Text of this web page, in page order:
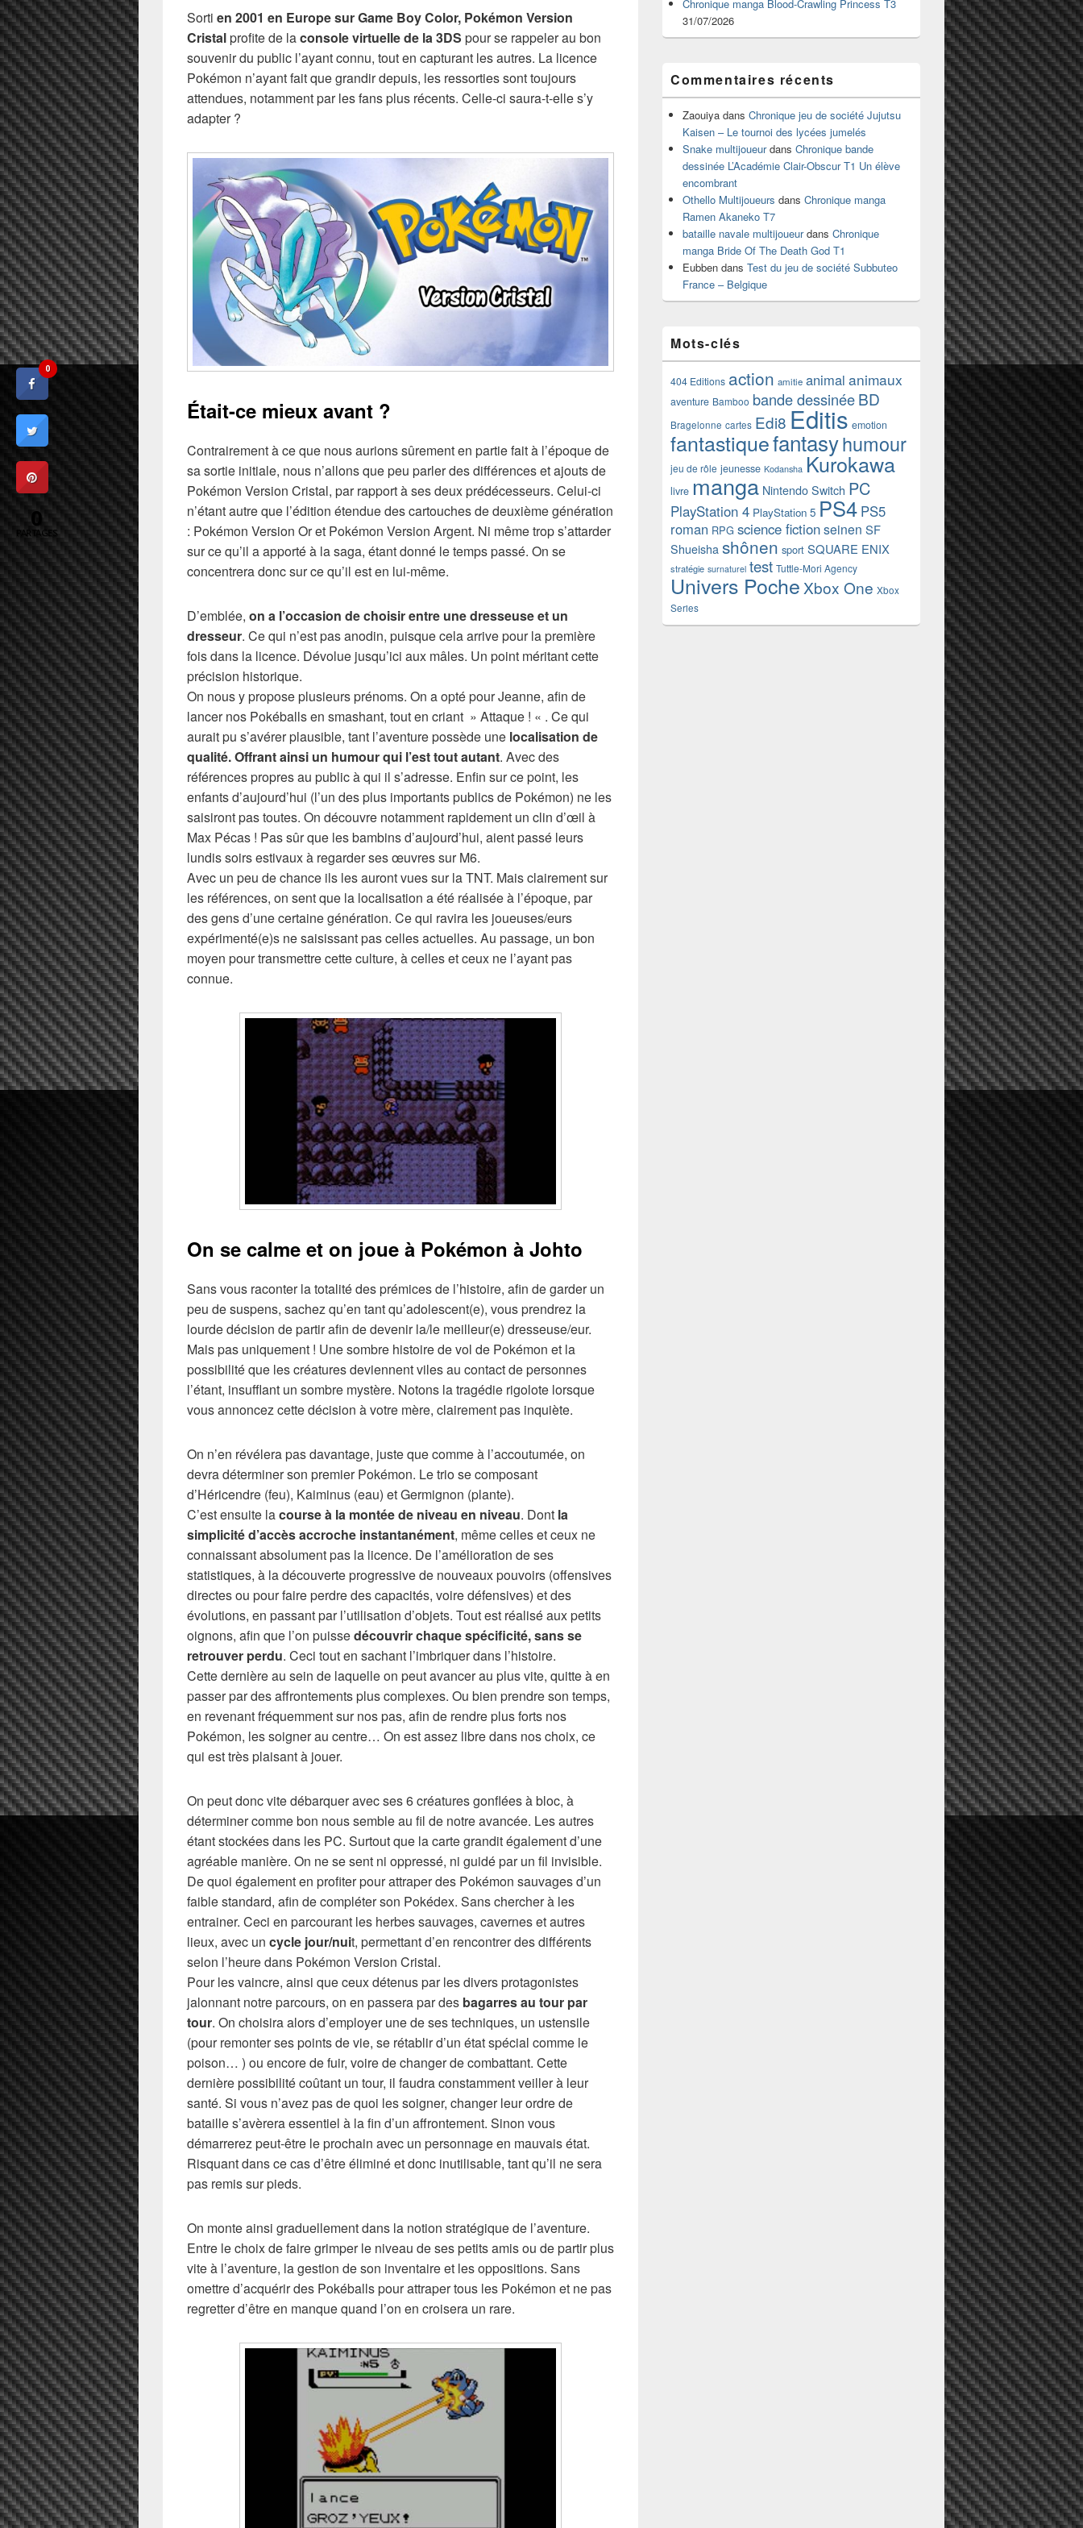
Sorti en 2001 en Europe sur Game Boy Color, Pokémon Version
Cristalprofite de laconsole virtuelle de la 3DS pour se rappeler au bon
souvenir du public l’ayant connu, tout en capturant les autres. La licence
Pokémon n’ayant fait que grandir depuis, les ressorties sont toujours
attendues, notamment par les fans plus récents. Celle-ci saura-t-elle s’y
adapter ?
Était-ce mieux avant ?
Contrairement à ce que nous aurions sûrement en partie fait à l’époque de
sa sortie initiale, nous n’allons que peu parler des différences et ajouts de
Pokémon Version Cristal, par rapport à ses deux prédécesseurs. Celui-ci
n’étant autre que l’édition étendue des cartouches de deuxième génération
: Pokémon Version Or et Pokémon Version Argent. Ni même trop s’attarder
sur ce qu’il a apporté à la saga, étant donné le temps passé. On se
concentrera donc sur ce qu’il est en lui-même.
D’emblée, on a l’occasion de choisir entre une dresseuse et un
dresseur. Ce qui n’est pas anodin, puisque cela arrive pour la première
fois dans la licence. Dévolue jusqu’ici aux mâles. Un point méritant cette
précision historique.
On nous y propose plusieurs prénoms. On a opté pour Jeanne, afin de
lancer nos Pokéballs en smashant, tout en criant » Attaque ! « . Ce qui
aurait pu s’avérer plausible, tant l’aventure possède une localisation de
qualité. Offrant ainsi un humour qui l’est tout autant. Avec des
références propres au public à qui il s’adresse. Enfin sur ce point, les
enfants d’aujourd’hui (l’un des plus importants publics de Pokémon) ne les
saisiront pas toutes. On découvre notamment rapidement un clin d’œil à
Max Pécas ! Pas sûr que les bambins d’aujourd’hui, aient passé leurs
lundis soirs estivaux à regarder ses œuvres sur M6.
Avec un peu de chance ils les auront vues sur la TNT. Mais clairement sur
les références, on sent que la localisation a été réalisée à l’époque, par
des gens d’une certaine génération. Ce qui ravira les joueuses/eurs
expérimenté(e)s ne saisissant pas celles actuelles. Au passage, un bon
moyen pour transmettre cette culture, à celles et ceux ne l’ayant pas
connue.
On se calme et on joue à Pokémon à Johto
Sans vous raconter la totalité des prémices de l’histoire, afin de garder un
peu de suspens, sachez qu’en tant qu’adolescent(e), vous prendrez la
lourde décision de partir afin de devenir la/le meilleur(e) dresseuse/eur.
Mais pas uniquement ! Une sombre histoire de vol de Pokémon et la
possibilité que les créatures deviennent viles au contact de personnes
l’étant, insufflant un sombre mystère. Notons la tragédie rigolote lorsque
vous annoncez cette décision à votre mère, clairement pas inquiète.
On n’en révélera pas davantage, juste que comme à l’accoutumée, on
devra déterminer son premier Pokémon. Le trio se composant
d’Héricendre (feu), Kaiminus (eau) et Germignon (plante).
C’est ensuite lacourse à la montée de niveau en niveau. Dont la
simplicité d’accès accroche instantanément, même celles et ceux ne
connaissant absolument pas la licence. De l’amélioration de ses
statistiques, à la découverte progressive de nouveaux pouvoirs (offensives
directes ou pour faire perdre des capacités, voire défensives) et des
évolutions, en passant par l’utilisation d’objets. Tout est réalisé aux petits
oignons, afin que l’on puissedécouvrir chaque spécificité, sans se
retrouver perdu. Ceci tout en sachant l’imbriquer dans l’histoire.
Cette dernière au sein de laquelle on peut avancer au plus vite, quitte à en
passer par des affrontements plus complexes. Ou bien prendre son temps,
en revenant fréquemment sur nos pas, afin de rendre plus forts nos
Pokémon, les soigner au centre… On est assez libre dans nos choix, ce
qui est très plaisant à jouer.
On peut donc vite débarquer avec ses 6 créatures gonflées à bloc, à
déterminer comme bon nous semble au fil de notre avancée. Les autres
étant stockées dans les PC. Surtout que la carte grandit également d’une
agréable manière. On ne se sent ni oppressé, ni guidé par un fil invisible.
De quoi également en profiter pour attraper des Pokémon sauvages d’un
faible standard, afin de compléter son Pokédex. Sans chercher à les
entrainer. Ceci en parcourant les herbes sauvages, cavernes et autres
lieux, avec un cycle jour/nuit, permettant d’en rencontrer des différents
selon l’heure dans Pokémon Version Cristal.
Pour les vaincre, ainsi que ceux détenus par les divers protagonistes
jalonnant notre parcours, on en passera par des bagarres au tour par
tour. On choisira alors d’employer une de ses techniques, un ustensile
(pour remonter ses points de vie, se rétablir d’un état spécial comme le
poison… ) ou encore de fuir, voire de changer de combattant. Cette
dernière possibilité coûtant un tour, il faudra constamment veiller à leur
santé. Si vous n’avez pas de quoi les soigner, changer leur ordre de
bataille s’avèrera essentiel à la fin d’un affrontement. Sinon vous
démarrerez peut-être le prochain avec un personnage en mauvais état.
Risquant dans ce cas d’être éliminé et donc inutilisable, tant qu’il ne sera
pas remis sur pieds.
On monte ainsi graduellement dans la notion stratégique de l’aventure.
Entre le choix de faire grimper le niveau de ses petits amis ou de partir plus
vite à l’aventure, la gestion de son inventaire et les oppositions. Sans
omettre d’acquérir des Pokéballs pour attraper tous les Pokémon et ne pas
regretter d’être en manque quand l’on en croisera un rare.
Chronique manga Blood-Crawling Princess T3
31/07/2026
Commentaires récents
Zaouiya dans Chronique jeu de société Jujutsu
Kaisen – Le tournoi des lycées jumelés
Snake multijoueurdans Chronique bande
dessinée L’Académie Clair-Obscur T1 Un élève
encombrant
Othello Multijoueurs dans Chronique manga
Ramen Akaneko T7
bataille navale multijoueurdans Chronique
manga Bride Of The Death God T1
Eubben dans Test du jeu de société Subbuteo
France – Belgique
Mots-clés
404 Editions action amitie animal animaux
aventure Bamboo bande dessinéeBD
Bragelonne cartes Edi8 Editis emotion
fantastiquefantasyhumour
jeu de rôle jeunesse Kodansha Kurokawa
livre manga Nintendo Switch PC
PlayStation 4 PlayStation 5 PS4 PS5
roman RPG science fictionseinen SF
Shueisha shônen sport SQUARE ENIX
stratégie surnaturel test Tuttle-Mori Agency
Univers Poche Xbox One Xbox
Series
0
0
PARTAGES